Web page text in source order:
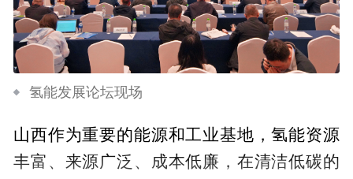
氢能发展论坛现场
山西作为重要的能源和工业基地，氢能资源
丰富、来源广泛、成本低廉，在清洁低碳的